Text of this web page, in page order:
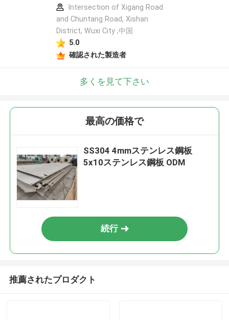
Intersection of Xigang Road
and Chuntang Road, Xishan
District, Wuxi City ,中国
5.0
確認された製造者
多くを見て下さい
最高の価格で
SS304 4mmステンレス鋼板
5x10ステンレス鋼板 ODM
続行
推薦されたプロダクト